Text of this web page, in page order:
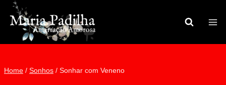
Pular
para
Conteúdo
Home / Sonhos / Sonhar com Veneno